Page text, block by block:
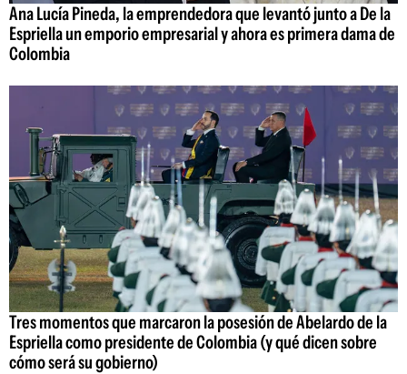
Ana Lucía Pineda, la emprendedora que levantó junto a De la
Espriella un emporio empresarial y ahora es primera dama de
Colombia
Tres momentos que marcaron la posesión de Abelardo de la
Espriella como presidente de Colombia (y qué dicen sobre
cómo será su gobierno)